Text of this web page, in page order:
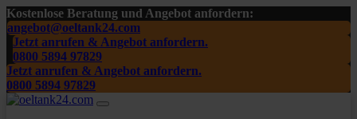
Kostenlose Beratung und Angebot anfordern:
angebot@oeltank24.com
Jetzt anrufen & Angebot anfordern.
0800 5894 97829
Jetzt anrufen & Angebot anfordern.
0800 5894 97829